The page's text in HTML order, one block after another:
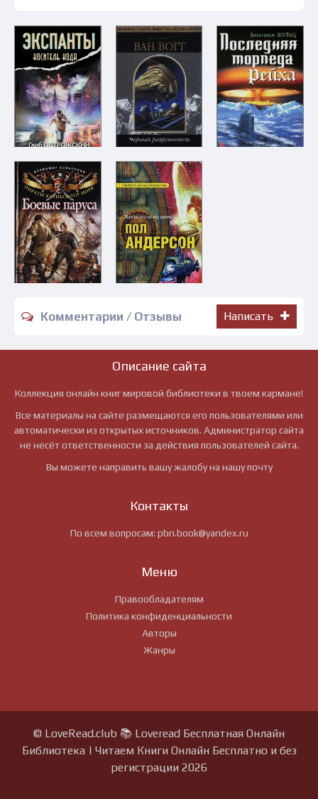
Комментарии / Отзывы Написать
Описание сайта
Коллекция онлайн книг мировой библиотеки в твоем кармане!
Все материалы на сайте размещаются его пользователями или
автоматически из открытых источников. Администратор сайта
не несёт ответственности за действия пользователей сайта.
Вы можете направить вашу жалобу на нашу почту
Контакты
По всем вопросам: pbn.book@yandex.ru
Меню
Правообладателям
Политика конфиденциальности
Авторы
Жанры
© LoveRead.club 📚 Loveread Бесплатная Онлайн
Библиотека | Читаем Книги Онлайн Бесплатно и без
регистрации 2026